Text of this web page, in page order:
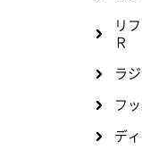
リ
Ｒ
ラ
フ
デ